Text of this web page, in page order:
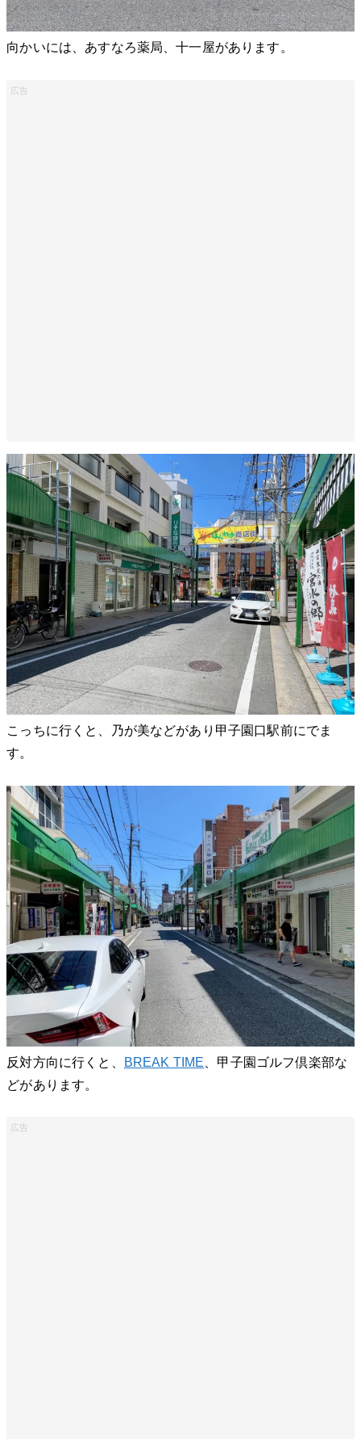
向かいには、あすなろ薬局、十一屋があります。
こっちに行くと、乃が美などがあり甲子園口駅前にでま
す。
反対方向に行くと、 BREAK TIME 、甲子園ゴルフ倶楽部な
どがあります。